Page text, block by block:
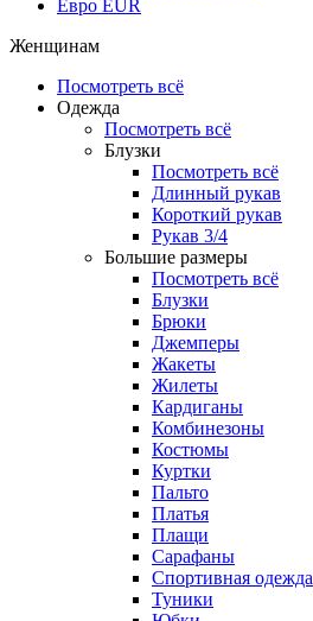
Евро EUR
Женщинам
Посмотреть всё
Одежда
Посмотреть всё
Блузки
Посмотреть всё
Длинный рукав
Короткий рукав
Рукав 3/4
Большие размеры
Посмотреть всё
Блузки
Брюки
Джемперы
Жакеты
Жилеты
Кардиганы
Комбинезоны
Костюмы
Куртки
Пальто
Платья
Плащи
Сарафаны
Спортивная одежда
Туники